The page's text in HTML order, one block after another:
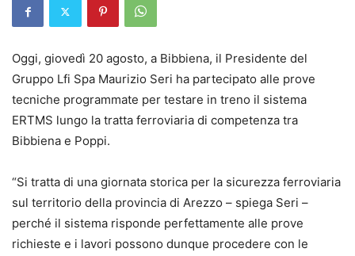
Oggi, giovedì 20 agosto, a Bibbiena, il Presidente del
Gruppo Lfi Spa Maurizio Seri ha partecipato alle prove
tecniche programmate per testare in treno il sistema
ERTMS lungo la tratta ferroviaria di competenza tra
Bibbiena e Poppi.
“Si tratta di una giornata storica per la sicurezza ferroviaria
sul territorio della provincia di Arezzo – spiega Seri –
perché il sistema risponde perfettamente alle prove
richieste e i lavori possono dunque procedere con le